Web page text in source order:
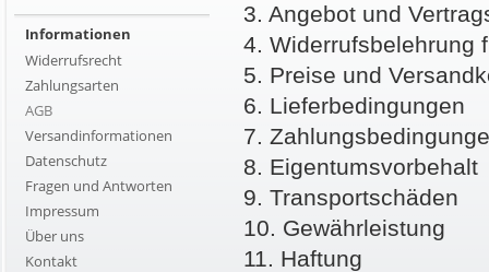
Informationen
Widerrufsrecht
Zahlungsarten
AGB
Versandinformationen
Datenschutz
Fragen und Antworten
Impressum
Über uns
Kontakt
3. Angebot und
4. Widerrufsbelehrung
5. Preise und
6. Lieferbedingungen
7.
8. Eigentumsvorbehalt
9. Transportschäden
10. Gewährleistung
11. Haftung